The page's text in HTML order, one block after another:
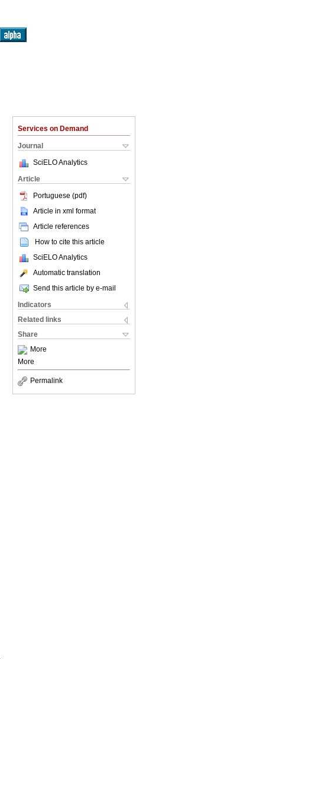
Services on Demand
Journal
SciELO Analytics
Article
Portuguese (pdf)
Article in xml format
Article references
How to cite this article
SciELO Analytics
Automatic translation
Send this article by e-mail
Indicators
Related links
Share
More
More
Permalink